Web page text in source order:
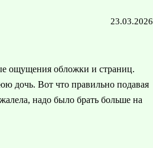
23.03.2026
ощущения обложки и страниц.
дочь. Вот что правильно подавая
надо было брать больше на